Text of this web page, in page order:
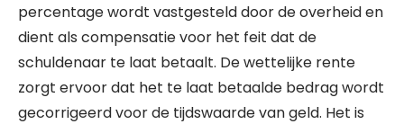
percentage wordt vastgesteld door de overheid en
dient als compensatie voor het feit dat de
schuldenaar te laat betaalt. De wettelijke rente
zorgt ervoor dat het te laat betaalde bedrag wordt
gecorrigeerd voor de tijdswaarde van geld. Het is